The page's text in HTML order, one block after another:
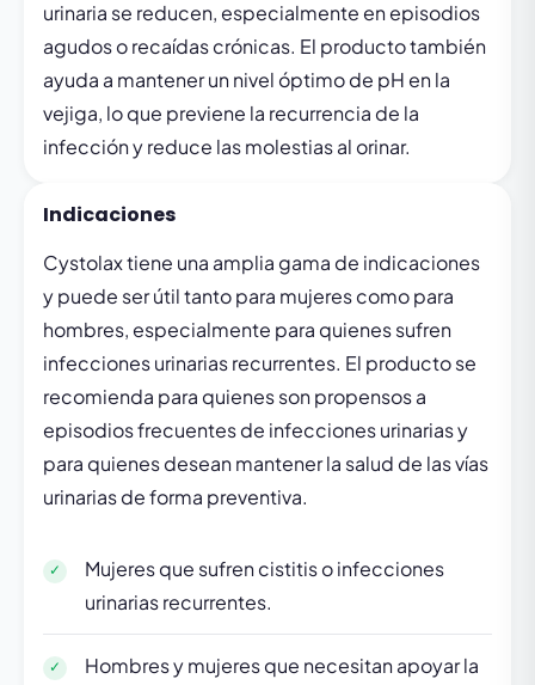
urinaria se reducen, especialmente en episodios
agudos o recaídas crónicas. El producto también
ayuda a mantener un nivel óptimo de pH en la
vejiga, lo que previene la recurrencia de la
infección y reduce las molestias al orinar.
Indicaciones
Cystolax tiene una amplia gama de indicaciones
y puede ser útil tanto para mujeres como para
hombres, especialmente para quienes sufren
infecciones urinarias recurrentes. El producto se
recomienda para quienes son propensos a
episodios frecuentes de infecciones urinarias y
para quienes desean mantener la salud de las vías
urinarias de forma preventiva.
Mujeres que sufren cistitis o infecciones
urinarias recurrentes.
Hombres y mujeres que necesitan apoyar la